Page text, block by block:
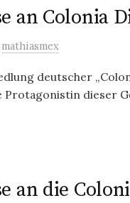
an Colonia
mathiasmex
deutscher
Protagonistin dieser
an die